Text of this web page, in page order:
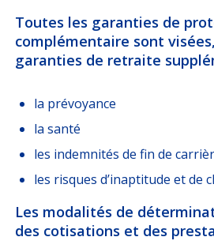
CORRESPONDANT D’ENTREPRISE /
Toutes les garanties de
complémentaire sont
garanties de retraite
la prévoyance
la santé
les indemnités de fin de
les risques d’inaptitude et de
Les modalités de
des cotisations et des